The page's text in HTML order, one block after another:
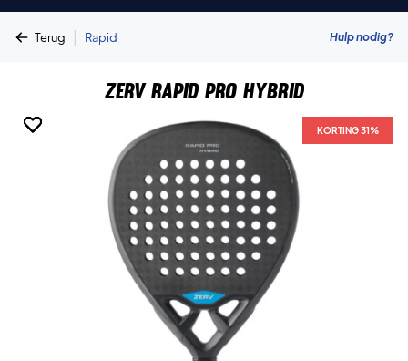
Terug | Rapid Hulp nodig?
ZERV Rapid Pro Hybrid
KORTING 31%
KORTING 31%
KORTING 31%
KORTING 31%